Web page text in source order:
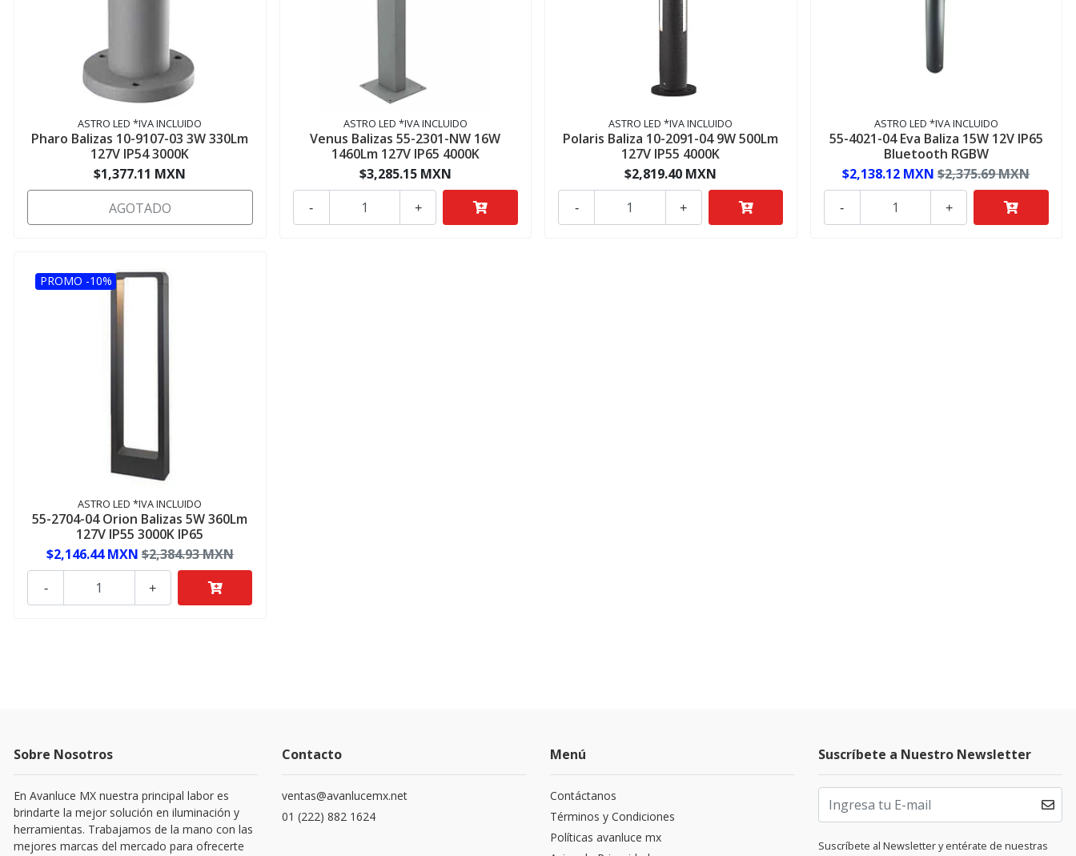
ASTRO LED *IVA INCLUIDO
Pharo Balizas 10-9107-03 3W 330Lm
127V IP54 3000K
$1,377.11 MXN
AGOTADO
ASTRO LED *IVA INCLUIDO
Venus Balizas 55-2301-NW 16W
1460Lm 127V IP65 4000K
$3,285.15 MXN
+
-
ASTRO LED *IVA INCLUIDO
Polaris Baliza 10-2091-04 9W 500Lm
127V IP55 4000K
$2,819.40 MXN
+
-
ASTRO LED *IVA INCLUIDO
55-4021-04 Eva Baliza 15W 12V IP65
Bluetooth RGBW
$2,138.12 MXN $2,375.69 MXN
+
-
PROMO -10%
ASTRO LED *IVA INCLUIDO
55-2704-04 Orion Balizas 5W 360Lm
127V IP55 3000K IP65
$2,146.44 MXN $2,384.93 MXN
+
-
Sobre Nosotros
En Avanluce MX nuestra principal labor es
brindarte la mejor solución en iluminación y
herramientas. Trabajamos de la mano con las
mejores marcas del mercado para ofrecerte
Contacto
ventas@avanlucemx.net
01 (222) 882 1624
Menú
Contáctanos
Términos y Condiciones
Políticas avanluce mx
Suscríbete a Nuestro Newsletter
Suscríbete al Newsletter y entérate de nuestras